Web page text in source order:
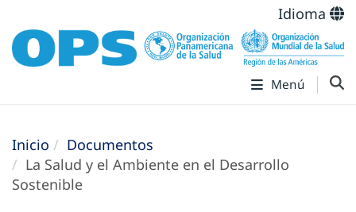
Idioma
Menú
Inicio
Documentos
La Salud y el Ambiente en el Desarrollo
Sostenible